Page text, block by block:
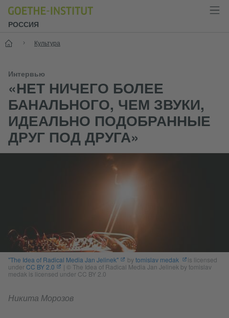
РОССИЯ
Старт
Культура
Интервью
«НЕТ НИЧЕГО БОЛЕЕ
БАНАЛЬНОГО, ЧЕМ ЗВУКИ,
ИДЕАЛЬНО ПОДОБРАННЫЕ
ДРУГ ПОД ДРУГА»
"The Idea of Radical Media Jan Jelinek" by tomislav medak
is licensed
underCC BY 2.0 | © The Idea of Radical Media Jan Jelinek by tomislav
medak is licensed under CC BY 2.0
Никита Морозов